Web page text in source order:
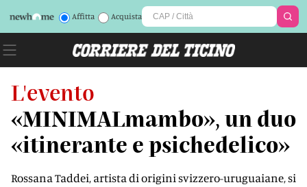
Affitta Acquista
L'evento
«MINIMALmambo», un duo
«itinerante e psichedelico»
Rossana Taddei, artista di origini svizzero-uruguaiane, si